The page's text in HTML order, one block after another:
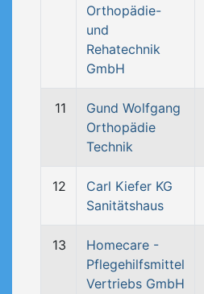
Orthopädie-
und
Rehatechnik
GmbH
11
Gund Wolfgang
Orthopädie
Technik
12
Carl Kiefer KG
Sanitätshaus
13
Homecare -
Pflegehilfsmittel
Vertriebs GmbH